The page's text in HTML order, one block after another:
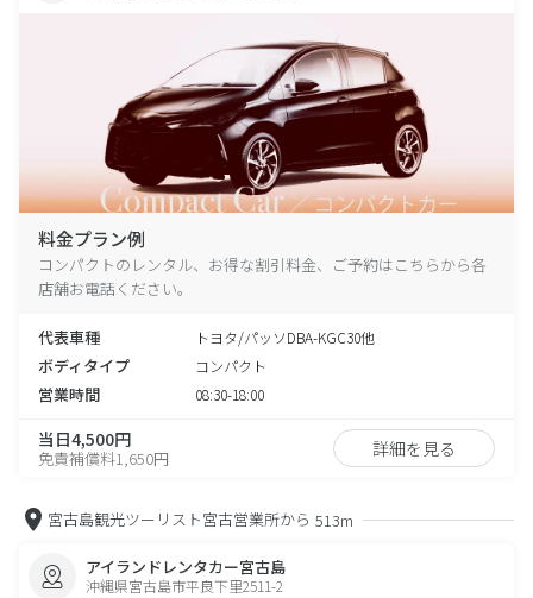
料金プラン例
コンパクトのレンタル、お得な割引料金、ご予約はこちらから各
店舗お電話ください。
代表車種 トヨタ/パッソDBA-KGC30他
ボディタイプ コンパクト
営業時間 08:30-18:00
当日4,500円
免責補償料1,650円 詳細を見る
宮古島観光ツーリスト宮古営業所から 513m
アイランドレンタカー宮古島
沖縄県宮古島市平良下里2511-2